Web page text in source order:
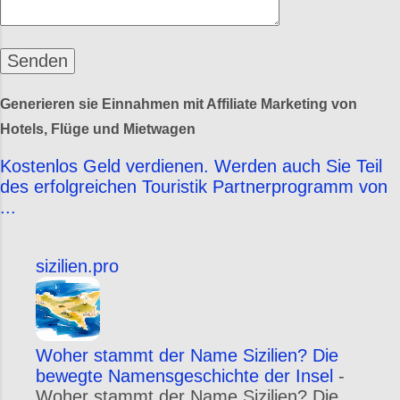
Generieren sie Einnahmen mit Affiliate Marketing von
Hotels, Flüge und Mietwagen
Kostenlos Geld verdienen. Werden auch Sie Teil
des erfolgreichen Touristik Partnerprogramm von
...
sizilien.pro
Woher stammt der Name Sizilien? Die
bewegte Namensgeschichte der Insel -